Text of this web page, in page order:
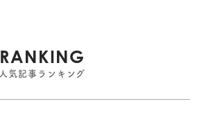
RANKING
人気記事ランキング